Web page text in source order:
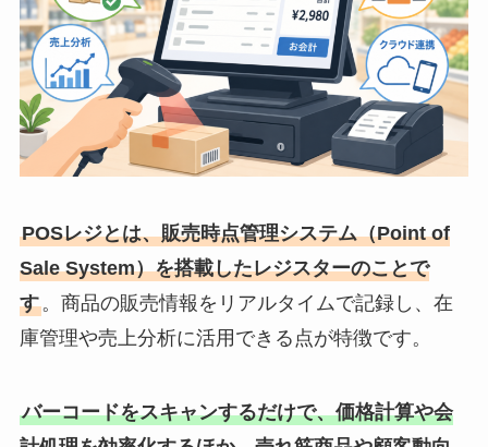
POSレジとは、販売時点管理システム（Point of
Sale System）を搭載したレジスターのことで
す。商品の販売情報をリアルタイムで記録し、在
庫管理や売上分析に活用できる点が特徴です。
バーコードをスキャンするだけで、価格計算や会